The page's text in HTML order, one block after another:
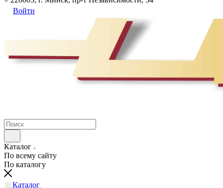
Войти
Каталог
По всему сайту
По каталогу
Каталог